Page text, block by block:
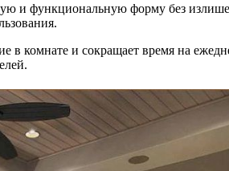
и функциональную форму без
в комнате и сокращает время на